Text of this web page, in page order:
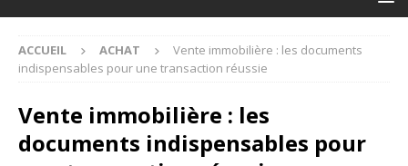
ACCUEIL ACHAT
Vente immobilière : les documents
indispensables pour une transaction réussie
Vente immobilière : les
documents indispensables pour